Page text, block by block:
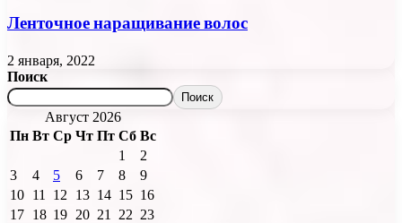
Ленточное наращивание волос
2 января, 2022
Поиск
Поиск
Август 2026
Пн Вт Ср Чт Пт Сб Вс
1
2
3
4 5 6 7 8
9
10 11 12 13 14 15 16
17 18 19 20 21 22 23